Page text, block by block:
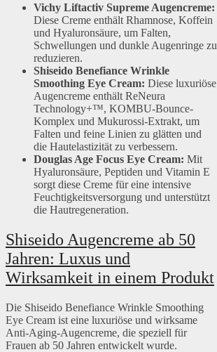
Vichy Liftactiv Supreme Augencreme:
Diese Creme enthält Rhamnose, Koffein
und Hyaluronsäure, um Falten,
Schwellungen und dunkle Augenringe zu
reduzieren.
Shiseido Benefiance Wrinkle
Smoothing Eye Cream: Diese luxuriöse
Augencreme enthält ReNeura
Technology+™, KOMBU-Bounce-
Komplex und Mukurossi-Extrakt, um
Falten und feine Linien zu glätten und
die Hautelastizität zu verbessern.
Douglas Age Focus Eye Cream: Mit
Hyaluronsäure, Peptiden und Vitamin E
sorgt diese Creme für eine intensive
Feuchtigkeitsversorgung und unterstützt
die Hautregeneration.
Shiseido Augencreme ab 50
Jahren: Luxus und
Wirksamkeit in einem Produkt
Die Shiseido Benefiance Wrinkle Smoothing
Eye Cream ist eine luxuriöse und wirksame
Anti-Aging-Augencreme, die speziell für
Frauen ab 50 Jahren entwickelt wurde.